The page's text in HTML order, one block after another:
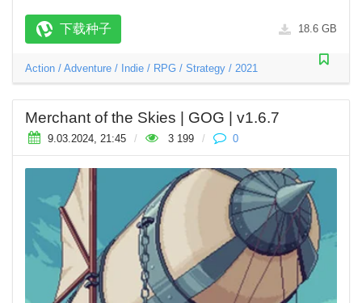
下载种子 18.6 GB
Action / Adventure / Indie / RPG / Strategy / 2021
Merchant of the Skies | GOG | v1.6.7
9.03.2024, 21:45 / 3 199 / 0